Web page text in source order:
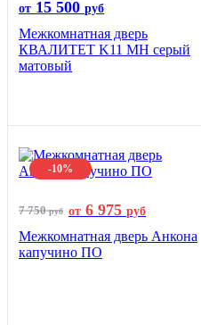
от 15 500 руб
Межкомнатная дверь
КВАЛИТЕТ K11 MH серый
матовый
-10%
7 750руб от 6 975 руб
Межкомнатная дверь Анкона
капучино ПО